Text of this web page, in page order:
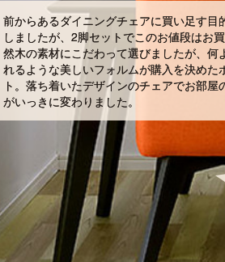
前からあるダイニングチェアに買い足す目
しましたが、2脚セットでこのお値段はお
然木の素材にこだわって選びましたが、何
れるような美しいフォルムが購入を決めた
ト。落ち着いたデザインのチェアでお部屋
がいっきに変わりました。